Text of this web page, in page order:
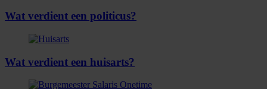
Wat verdient een politicus?
Wat verdient een huisarts?